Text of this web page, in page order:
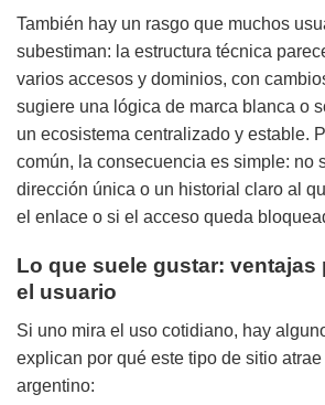
También hay un rasgo que muchos
subestiman: la estructura técnica
varios accesos y dominios, con
sugiere una lógica de marca blanca o
un ecosistema centralizado y estable.
común, la consecuencia es simple: no
dirección única o un historial claro al
el enlace o si el acceso queda
Lo que suele gustar: ventajas
el usuario
Si uno mira el uso cotidiano, hay
explican por qué este tipo de sitio
argentino: